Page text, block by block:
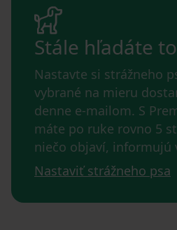
Stále hľadáte
Nastavte si strážneho
vybrané na mieru
denne e-mailom. S
máte po ruke rovno 5
niečo objaví, informujú
Nastaviť strážneho psa